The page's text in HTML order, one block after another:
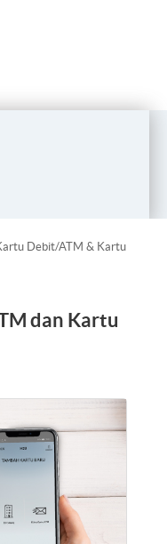
Debit/ATM & Kartu
dan Kartu